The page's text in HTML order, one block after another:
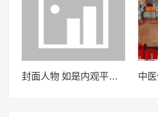
封面人物 如是内观平台：以科学实证，践行 “天下无医” 使命